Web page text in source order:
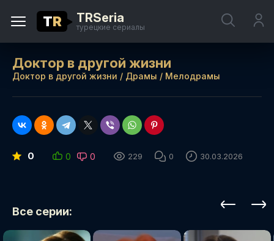
TR TRSeria
турецкие сериалы
Доктор в другой жизни
Доктор в другой жизни / Драмы / Мелодрамы
0 0 0 229 0 30.03.2026
Все серии: